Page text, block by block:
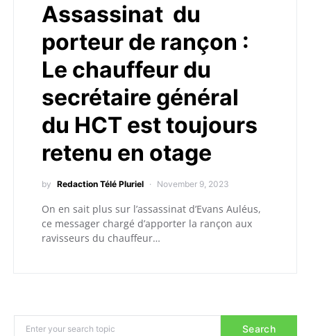
Assassinat du
porteur de rançon :
Le chauffeur du
secrétaire général
du HCT est toujours
retenu en otage
by Redaction Télé Pluriel November 9, 2023
On en sait plus sur l’assassinat d’Evans Auléus,
ce messager chargé d’apporter la rançon aux
ravisseurs du chauffeur…
Search